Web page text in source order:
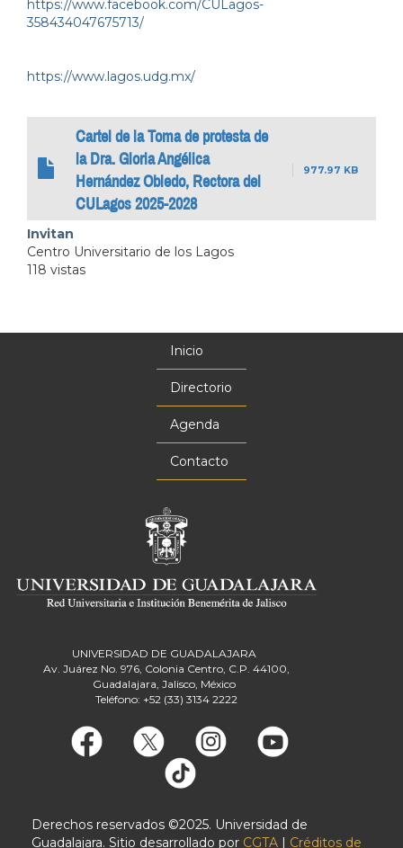
https://www.facebook.com/CULagos-
358434047675713/
https://www.lagos.udg.mx/
Cartel de la Toma de protesta de
la Dra. Gloria Angélica
Hernández Obledo, Rectora del
CULagos 2025-2028
977.97 KB
Invitan
Centro Universitario de los Lagos
118 vistas
Inicio
Directorio
Agenda
Contacto
UNIVERSIDAD DE GUADALAJARA
Av. Juárez No. 976, Colonia Centro, C.P. 44100,
Guadalajara, Jalisco, México
Teléfono: +52 (33) 3134 2222
Derechos reservados ©2025. Universidad de
Guadalajara. Sitio desarrollado por CGTA | Créditos de